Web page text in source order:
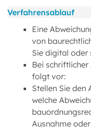
Verfahrensablauf
Eine
von
Sie digital oder
Bei
folgt vor:
Stellen Sie den
welche
Ausnahme